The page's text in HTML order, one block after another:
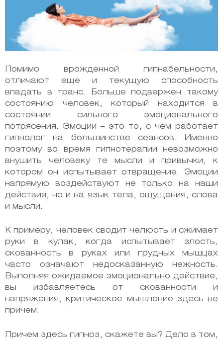
Помимо врожденной гипнабельности,
отличают еще и текущую способность
впадать в транс. Больше подвержен такому
состоянию человек, который находится в
состоянии сильного эмоционального
потрясения. Эмоции – это то, с чем работает
гипнолог на большинстве сеансов. Именно
поэтому во время гипнотерапии невозможно
внушить человеку те мысли и привычки, к
котором он испытывает отвращение. Эмоции
напрямую воздействуют не только на наши
действия, но и на язык тела, ощущения, слова
и мысли.
К примеру, человек сводит челюсть и сжимает
руки в кулак, когда испытывает злость,
скованность в руках или грудных мышцах
часто означают недосказанную нежность.
Выполняя ожидаемое эмоционально действие,
вы избавляетесь от скованности и
напряжения, критическое мышление здесь не
причем.
Причем здесь гипноз, скажете вы? Дело в том,